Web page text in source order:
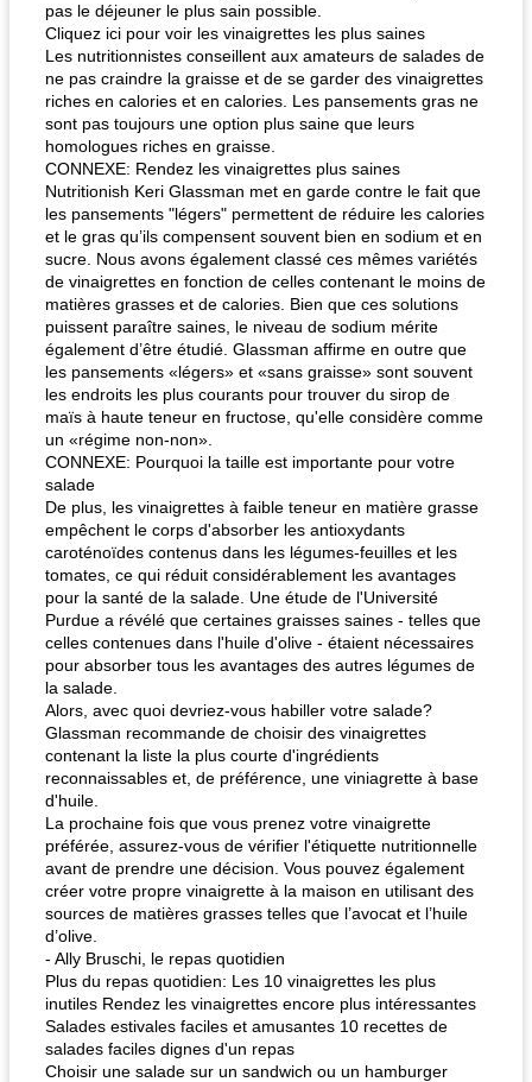
pas le déjeuner le plus sain possible.
Cliquez ici pour voir les vinaigrettes les plus saines
Les nutritionnistes conseillent aux amateurs de salades de
ne pas craindre la graisse et de se garder des vinaigrettes
riches en calories et en calories. Les pansements gras ne
sont pas toujours une option plus saine que leurs
homologues riches en graisse.
CONNEXE: Rendez les vinaigrettes plus saines
Nutritionish Keri Glassman met en garde contre le fait que
les pansements "légers" permettent de réduire les calories
et le gras qu’ils compensent souvent bien en sodium et en
sucre. Nous avons également classé ces mêmes variétés
de vinaigrettes en fonction de celles contenant le moins de
matières grasses et de calories. Bien que ces solutions
puissent paraître saines, le niveau de sodium mérite
également d’être étudié. Glassman affirme en outre que
les pansements «légers» et «sans graisse» sont souvent
les endroits les plus courants pour trouver du sirop de
maïs à haute teneur en fructose, qu'elle considère comme
un «régime non-non».
CONNEXE: Pourquoi la taille est importante pour votre
salade
De plus, les vinaigrettes à faible teneur en matière grasse
empêchent le corps d'absorber les antioxydants
caroténoïdes contenus dans les légumes-feuilles et les
tomates, ce qui réduit considérablement les avantages
pour la santé de la salade. Une étude de l'Université
Purdue a révélé que certaines graisses saines - telles que
celles contenues dans l'huile d'olive - étaient nécessaires
pour absorber tous les avantages des autres légumes de
la salade.
Alors, avec quoi devriez-vous habiller votre salade?
Glassman recommande de choisir des vinaigrettes
contenant la liste la plus courte d'ingrédients
reconnaissables et, de préférence, une viniagrette à base
d'huile.
La prochaine fois que vous prenez votre vinaigrette
préférée, assurez-vous de vérifier l'étiquette nutritionnelle
avant de prendre une décision. Vous pouvez également
créer votre propre vinaigrette à la maison en utilisant des
sources de matières grasses telles que l’avocat et l’huile
d’olive.
- Ally Bruschi, le repas quotidien
Plus du repas quotidien: Les 10 vinaigrettes les plus
inutiles Rendez les vinaigrettes encore plus intéressantes
Salades estivales faciles et amusantes 10 recettes de
salades faciles dignes d'un repas
Choisir une salade sur un sandwich ou un hamburger